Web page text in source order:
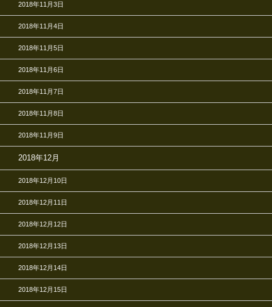
2018年11月3日
2018年11月4日
2018年11月5日
2018年11月6日
2018年11月7日
2018年11月8日
2018年11月9日
2018年12月
2018年12月10日
2018年12月11日
2018年12月12日
2018年12月13日
2018年12月14日
2018年12月15日